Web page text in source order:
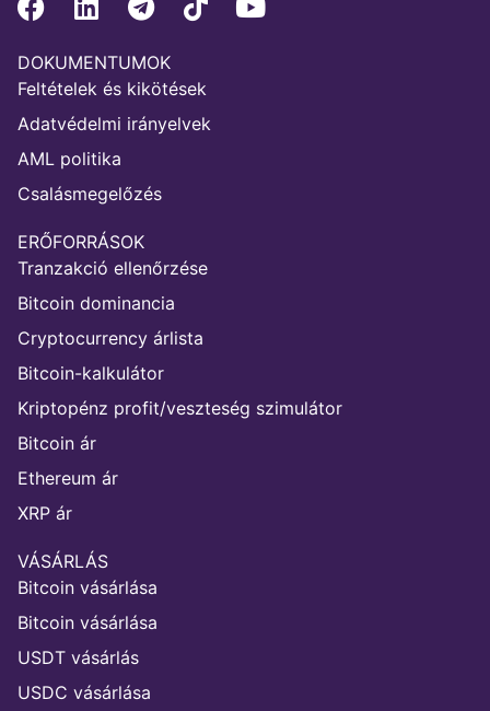
DOKUMENTUMOK
Feltételek és kikötések
Adatvédelmi irányelvek
AML politika
Csalásmegelőzés
ERŐFORRÁSOK
Tranzakció ellenőrzése
Bitcoin dominancia
Cryptocurrency árlista
Bitcoin-kalkulátor
Kriptopénz profit/veszteség szimulátor
Bitcoin ár
Ethereum ár
XRP ár
VÁSÁRLÁS
Bitcoin vásárlása
Bitcoin vásárlása
USDT vásárlás
USDC vásárlása